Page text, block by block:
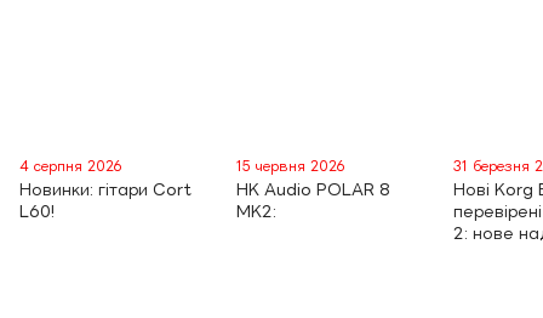
4 серпня 2026
Новинки: гітари Cort
L60!
15 червня 2026
HK Audio POLAR 8
MK2:
31 березня
Нові Korg
2: нове